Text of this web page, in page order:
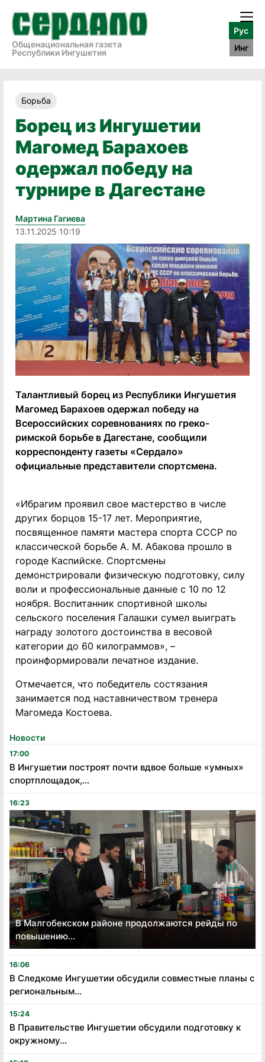
Общенациональная газета
Республики Ингушетия
Рус
Инг
Новости
17:00
В Ингушетии построят почти вдвое больше «умных»
спортплощадок,...
16:23
В Малгобекском районе продолжаются рейды по
повышению...
16:06
В Следкоме Ингушетии обсудили совместные планы с
региональным...
15:24
В Правительстве Ингушетии обсудили подготовку к
окружному...
Борьба
Борец из Ингушетии
Магомед Барахоев
одержал победу на
турнире в Дагестане
Мартина Гагиева
13.11.2025 10:19
Талантливый борец из Республики Ингушетия
Магомед Барахоев одержал победу на
Всероссийских соревнованиях по греко-
римской борьбе в Дагестане, сообщили
корреспонденту газеты «Сердало»
официальные представители спортсмена.
«Ибрагим проявил свое мастерство в числе
других борцов 15-17 лет. Мероприятие,
посвященное памяти мастера спорта СССР по
классической борьбе А. М. Абакова прошло в
городе Каспийске. Спортсмены
демонстрировали физическую подготовку, силу
воли и профессиональные данные с 10 по 12
ноября. Воспитанник спортивной школы
сельского поселения Галашки сумел выиграть
награду золотого достоинства в весовой
категории до 60 килограммов», –
проинформировали печатное издание.
Отмечается, что победитель состязания
занимается под наставничеством тренера
Магомеда Костоева.